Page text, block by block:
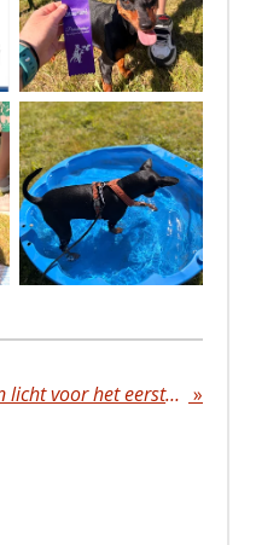
We hebben groen licht voor het eerste nestje van Lizzy🥳💪🏻🍀 »